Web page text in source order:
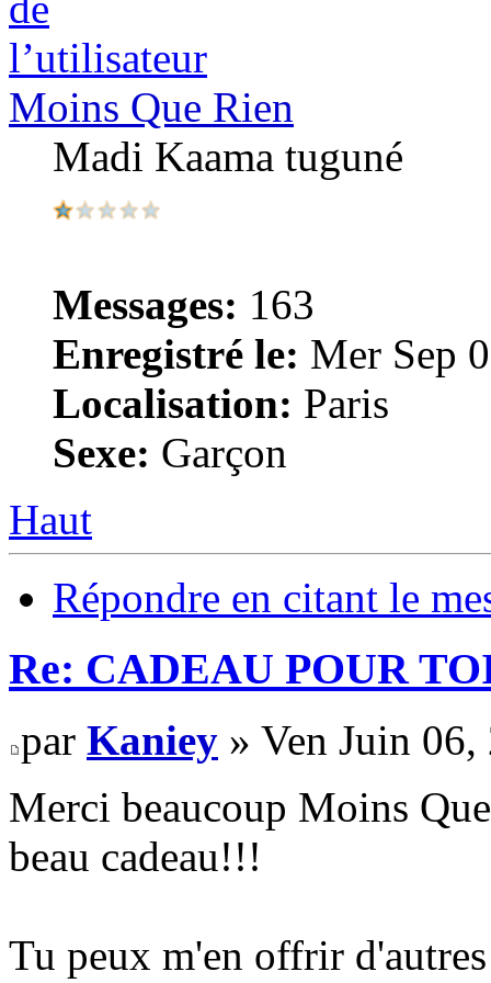
Moins Que Rien
Madi Kaama tuguné
Messages: 163
Enregistré le: Mer Sep
Localisation: Paris
Sexe: Garçon
Haut
Répondre en citant le
Re: CADEAU POUR
par Kaniey » Ven Juin
Merci beaucoup Moins
beau cadeau!!!
Tu peux m'en offrir